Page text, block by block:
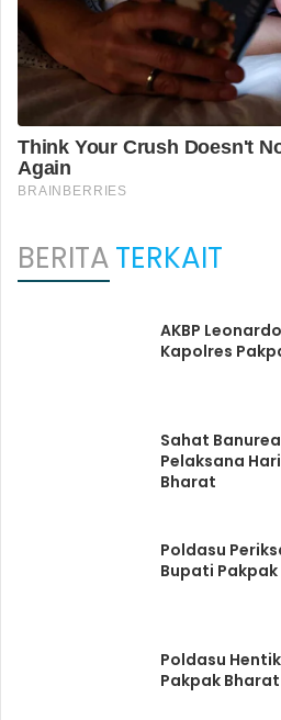
BERITATERKAIT
AKBP
Kapolres
Sahat
Pelaksana
Bharat
Poldasu
Bupati
Poldasu
Pakpak Bharat